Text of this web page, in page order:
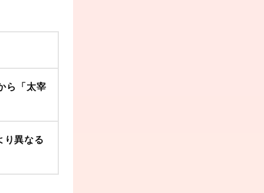
ら「太宰
異なる